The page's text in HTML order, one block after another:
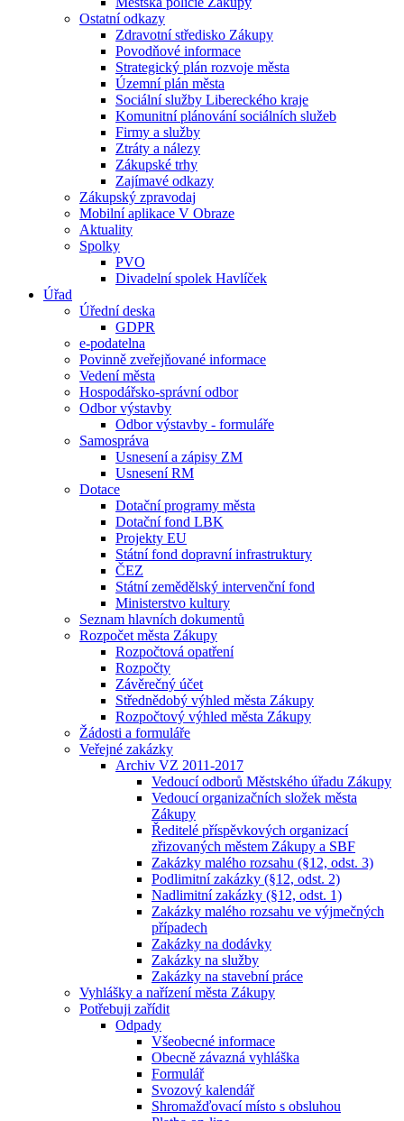
Ostatní odkazy
Zdravotní středisko Zákupy
Povodňové informace
Strategický plán rozvoje města
Územní plán města
Sociální služby Libereckého kraje
Komunitní plánování sociálních služeb
Firmy a služby
Ztráty a nálezy
Zákupské trhy
Zajímavé odkazy
Zákupský zpravodaj
Mobilní aplikace V Obraze
Aktuality
Spolky
PVO
Divadelní spolek Havlíček
Úřad
Úřední deska
GDPR
e-podatelna
Povinně zveřejňované informace
Vedení města
Hospodářsko-správní odbor
Odbor výstavby
Odbor výstavby - formuláře
Samospráva
Usnesení a zápisy ZM
Usnesení RM
Dotace
Dotační programy města
Dotační fond LBK
Projekty EU
Státní fond dopravní infrastruktury
ČEZ
Státní zemědělský intervenční fond
Ministerstvo kultury
Seznam hlavních dokumentů
Rozpočet města Zákupy
Rozpočtová opatření
Rozpočty
Závěrečný účet
Střednědobý výhled města Zákupy
Rozpočtový výhled města Zákupy
Žádosti a formuláře
Veřejné zakázky
Archiv VZ 2011-2017
Vedoucí odborů Městského úřadu Zákupy
Vedoucí organizačních složek města
Zákupy
Ředitelé příspěvkových organizací
zřizovaných městem Zákupy a SBF
Zakázky malého rozsahu (§12, odst. 3)
Podlimitní zakázky (§12, odst. 2)
Nadlimitní zakázky (§12, odst. 1)
Zakázky malého rozsahu ve výjmečných
případech
Zakázky na dodávky
Zakázky na služby
Zakázky na stavební práce
Vyhlášky a nařízení města Zákupy
Potřebuji zařídit
Odpady
Všeobecné informace
Obecně závazná vyhláška
Formulář
Svozový kalendář
Shromažďovací místo s obsluhou